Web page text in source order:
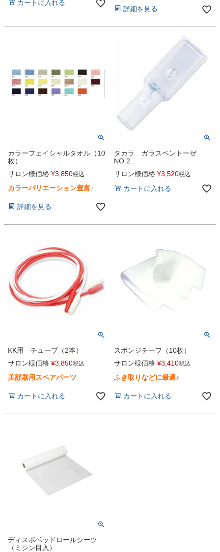
カートに入れる
詳細を見る
カラーフェイシャルタオル（10
枚）
サロン様価格 ¥3,850税込
カラーバリエーション豊富♪
詳細を見る
タカラ ガラスベントーゼ
NO.2
サロン様価格 ¥3,520税込
カートに入れる
KK用 チューブ（2本）
サロン様価格 ¥3,850税込
美顔器用スペアパーツ
カートに入れる
スポンジチーフ（10枚）
サロン様価格 ¥3,410税込
ふき取りなどに最適♪
カートに入れる
ディスポベッドロールシーツ
（ミシン目入）